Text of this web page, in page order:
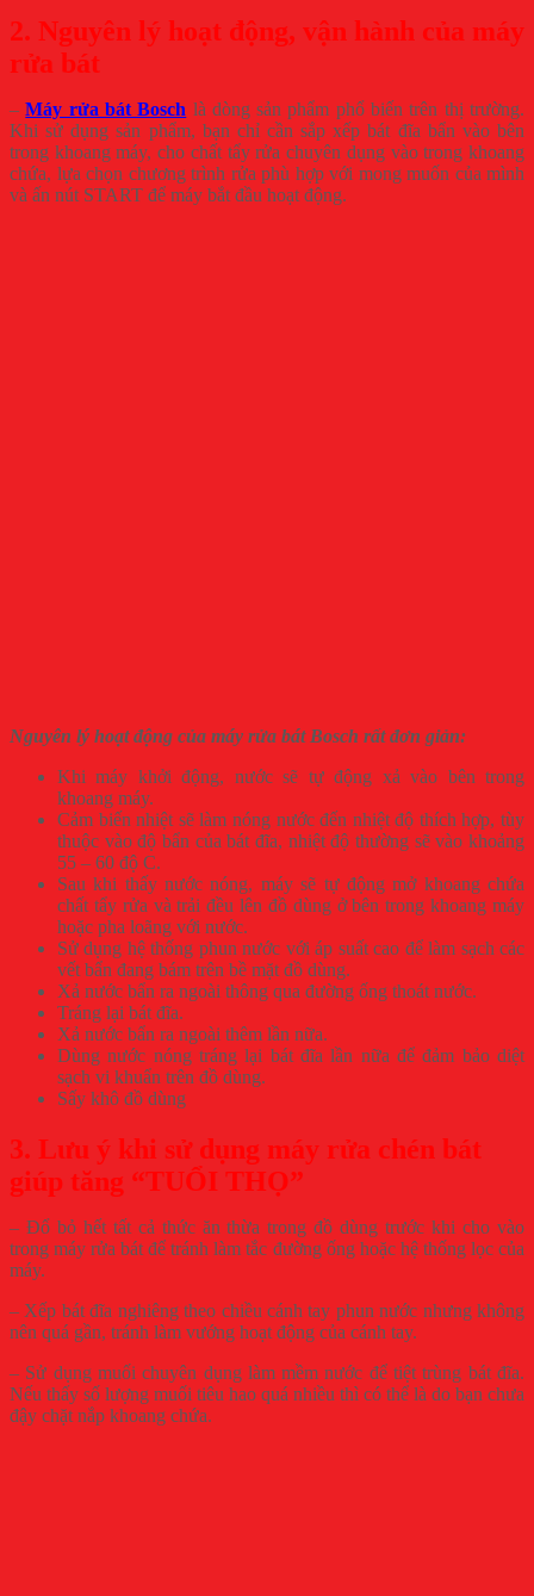
2. Nguyên lý hoạt động, vận hành của máy
rửa bát
–Máy rửa bát Bosch là dòng sản phẩm phổ biến trên thị trường.
Khi sử dụng sản phẩm, bạn chỉ cần sắp xếp bát đĩa bẩn vào bên
trong khoang máy, cho chất tẩy rửa chuyên dụng vào trong khoang
chứa, lựa chọn chương trình rửa phù hợp với mong muốn của mình
và ấn nút START để máy bắt đầu hoạt động.
Nguyên lý hoạt động của máy rửa bát Bosch rất đơn giản:
Khi máy khởi động, nước sẽ tự động xả vào bên trong
khoang máy.
Cảm biến nhiệt sẽ làm nóng nước đến nhiệt độ thích hợp, tùy
thuộc vào độ bẩn của bát đĩa, nhiệt độ thường sẽ vào khoảng
55 – 60 độ C.
Sau khi thấy nước nóng, máy sẽ tự động mở khoang chứa
chất tẩy rửa và trải đều lên đồ dùng ở bên trong khoang máy
hoặc pha loãng với nước.
Sử dụng hệ thống phun nước với áp suất cao để làm sạch các
vết bẩn đang bám trên bề mặt đồ dùng.
Xả nước bẩn ra ngoài thông qua đường ống thoát nước.
Tráng lại bát đĩa.
Xả nước bẩn ra ngoài thêm lần nữa.
Dùng nước nóng tráng lại bát đĩa lần nữa để đảm bảo diệt
sạch vi khuẩn trên đồ dùng.
Sấy khô đồ dùng
3. Lưu ý khi sử dụng máy rửa chén bát
giúp tăng “TUỔI THỌ”
– Đổ bỏ hết tất cả thức ăn thừa trong đồ dùng trước khi cho vào
trong máy rửa bát để tránh làm tắc đường ống hoặc hệ thống lọc của
máy.
– Xếp bát đĩa nghiêng theo chiều cánh tay phun nước nhưng không
nên quá gần, tránh làm vướng hoạt động của cánh tay.
– Sử dụng muối chuyên dụng làm mềm nước để tiệt trùng bát đĩa.
Nếu thấy số lượng muối tiêu hao quá nhiều thì có thể là do bạn chưa
đậy chặt nắp khoang chứa.